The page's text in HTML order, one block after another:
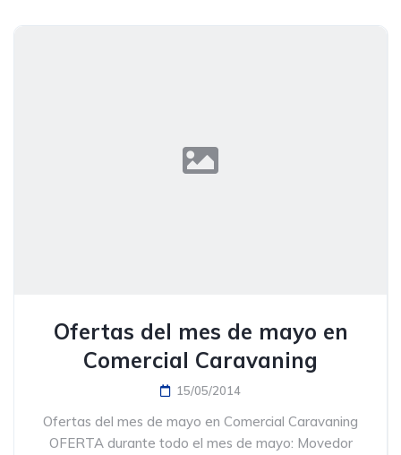
Ofertas del mes de mayo en
Comercial Caravaning
15/05/2014
Ofertas del mes de mayo en Comercial Caravaning
OFERTA durante todo el mes de mayo: Movedor